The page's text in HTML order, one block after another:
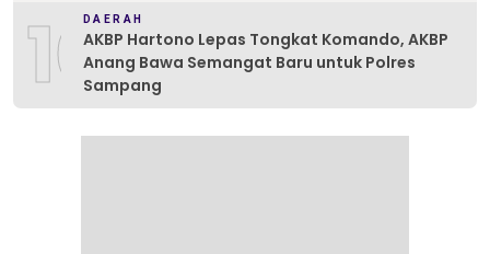
10DAERAH
AKBP Hartono Lepas Tongkat Komando, AKBP
Anang Bawa Semangat Baru untuk Polres
Sampang